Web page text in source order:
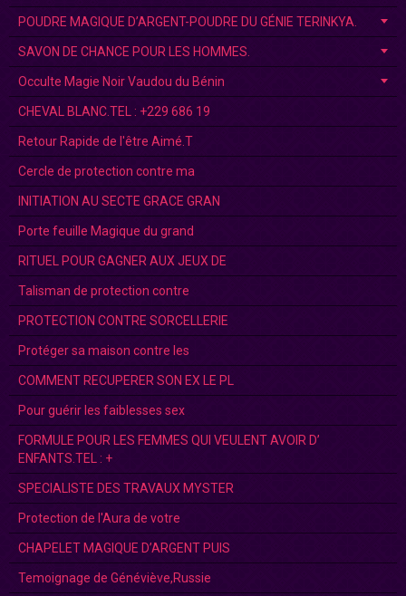
POUDRE MAGIQUE D’ARGENT-POUDRE DU GÉNIE TERINKYA.
SAVON DE CHANCE POUR LES HOMMES.
Occulte Magie Noir Vaudou du Bénin
CHEVAL BLANC.TEL : +229 686 19
Retour Rapide de l'être Aimé.T
Cercle de protection contre ma
INITIATION AU SECTE GRACE GRAN
Porte feuille Magique du grand
RITUEL POUR GAGNER AUX JEUX DE
Talisman de protection contre
PROTECTION CONTRE SORCELLERIE
Protéger sa maison contre les
COMMENT RECUPERER SON EX LE PL
Pour guérir les faiblesses sex
FORMULE POUR LES FEMMES QUI VEULENT AVOIR D’
ENFANTS.TEL : +
SPECIALISTE DES TRAVAUX MYSTER
Protection de l'Aura de votre
CHAPELET MAGIQUE D’ARGENT PUIS
Temoignage de Généviève,Russie